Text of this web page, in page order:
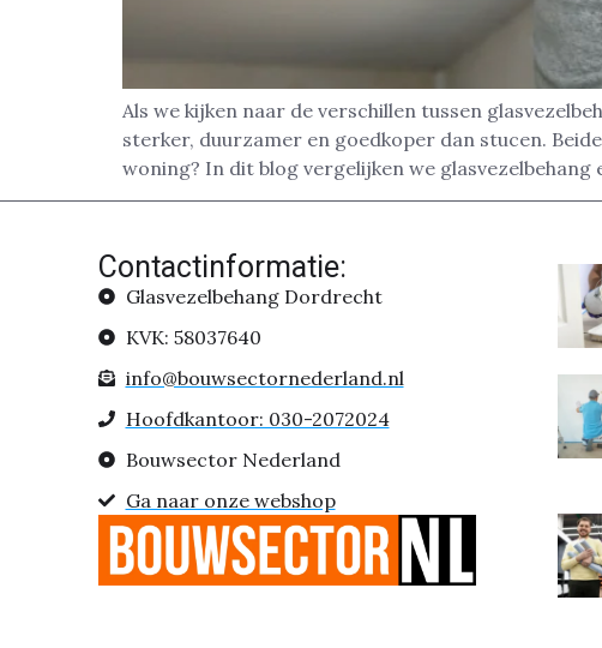
Als we kijken naar de verschillen tussen
sterker, duurzamer en goedkoper dan stucen.
woning? In dit blog vergelijken we
Contactinformatie:
Glasvezelbehang Dordrecht
KVK: 58037640
info@bouwsectornederland.nl
Hoofdkantoor: 030-2072024
Bouwsector Nederland
Ga naar onze webshop